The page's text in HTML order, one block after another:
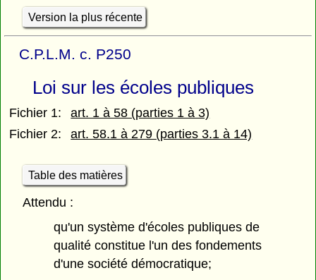
Version la plus récente
C.P.L.M. c. P250
Loi sur les écoles publiques
Fichier 1:
art. 1 à 58 (parties 1 à 3)
Fichier 2:
art. 58.1 à 279 (parties 3.1 à 14)
Table des matières
Attendu :
qu'un système d'écoles publiques de
qualité constitue l'un des fondements
d'une société démocratique;